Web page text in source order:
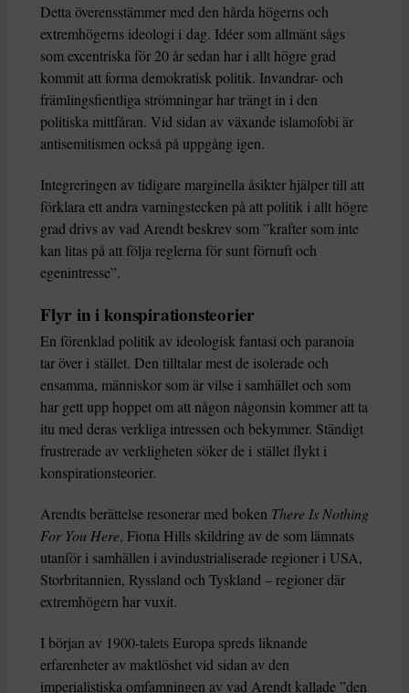
Detta överensstämmer med den hårda högerns och
extremhögerns ideologi i dag. Idéer som allmänt sågs
som excentriska för 20 år sedan har i allt högre grad
kommit att forma demokratisk politik. Invandrar- och
främlingsfientliga strömningar har trängt in i den
politiska mittfåran. Vid sidan av växande islamofobi är
antisemitismen också på uppgång igen.
Integreringen av tidigare marginella åsikter hjälper till att
förklara ett andra varningstecken på att politik i allt högre
grad drivs av vad Arendt beskrev som ”krafter som inte
kan litas på att följa reglerna för sunt förnuft och
egenintresse”.
Flyr in i konspirationsteorier
En förenklad politik av ideologisk fantasi och paranoia
tar över i stället. Den tilltalar mest de isolerade och
ensamma, människor som är vilse i samhället och som
har gett upp hoppet om att någon någonsin kommer att ta
itu med deras verkliga intressen och bekymmer. Ständigt
frustrerade av verkligheten söker de i stället flykt i
konspirationsteorier.
Arendts berättelse resonerar med boken There Is Nothing
For You Here, Fiona Hills skildring av de som lämnats
utanför i samhällen i avindustrialiserade regioner i USA,
Storbritannien, Ryssland och Tyskland – regioner där
extremhögern har vuxit.
I början av 1900-talets Europa spreds liknande
erfarenheter av maktlöshet vid sidan av den
imperialistiska omfamningen av vad Arendt kallade ”den